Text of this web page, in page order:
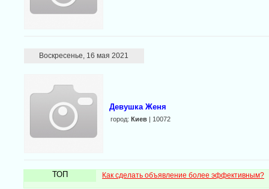
Воскресенье, 16 мая 2021
Девушка Женя
город: Киев | 10072
ТОП Как сделать объявление более эффективным?